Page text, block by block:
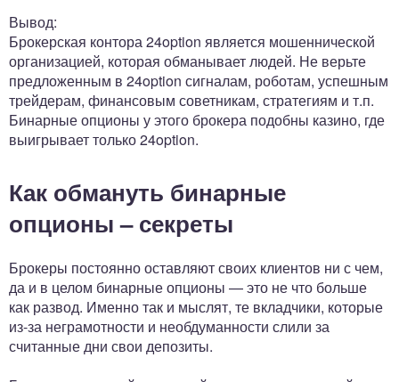
Вывод:
Брокерская контора 24option является мошеннической
организацией, которая обманывает людей. Не верьте
предложенным в 24option сигналам, роботам, успешным
трейдерам, финансовым советникам, стратегиям и т.п.
Бинарные опционы у этого брокера подобны казино, где
выигрывает только 24option.
Как обмануть бинарные
опционы – секреты
Брокеры постоянно оставляют своих клиентов ни с чем,
да и в целом бинарные опционы — это не что больше
как развод. Именно так и мыслят, те вкладчики, которые
из-за неграмотности и необдуманности слили за
считанные дни свои депозиты.